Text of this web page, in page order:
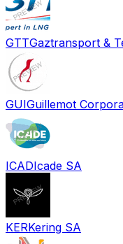
GTTGaztransport &
GUIGuillemot
ICADIcade SA
KERKering SA